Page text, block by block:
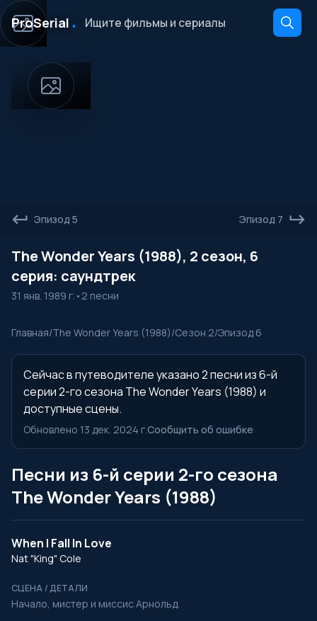
ProSerial ․
Эпизод 5 Эпизод 7
The Wonder Years (1988), 2 сезон, 6
серия: саундтрек
31 янв. 1989 г. • 2 песни
Главная/The Wonder Years (1988)/Сезон 2/Эпизод 6
Сейчас в путеводителе указано 2 песни из 6-й
серии 2-го сезона The Wonder Years (1988) и
доступные сцены.
Обновлено 13 дек. 2024 г.Сообщить об ошибке
Песни из 6-й серии 2-го сезона
The Wonder Years (1988)
When I Fall In Love
Nat "King" Cole
СЦЕНА / ДЕТАЛИ
Начало, мистер и миссис Арнольд.